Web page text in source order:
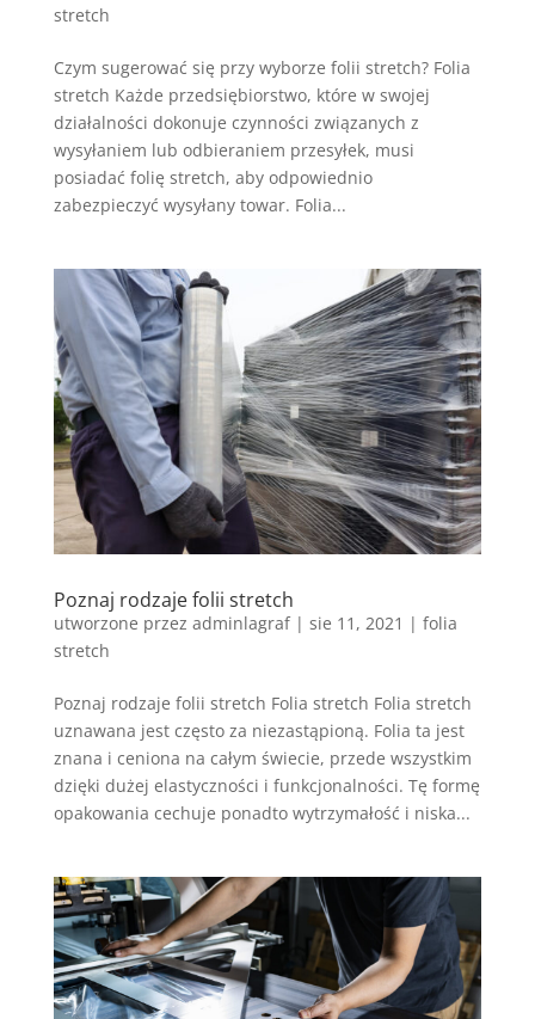
stretch
Czym sugerować się przy wyborze folii stretch? Folia
stretch Każde przedsiębiorstwo, które w swojej
działalności dokonuje czynności związanych z
wysyłaniem lub odbieraniem przesyłek, musi
posiadać folię stretch, aby odpowiednio
zabezpieczyć wysyłany towar. Folia...
Poznaj rodzaje folii stretch
utworzone przez adminlagraf| sie 11, 2021 | folia
stretch
Poznaj rodzaje folii stretch Folia stretch Folia stretch
uznawana jest często za niezastąpioną. Folia ta jest
znana i ceniona na całym świecie, przede wszystkim
dzięki dużej elastyczności i funkcjonalności. Tę formę
opakowania cechuje ponadto wytrzymałość i niska...